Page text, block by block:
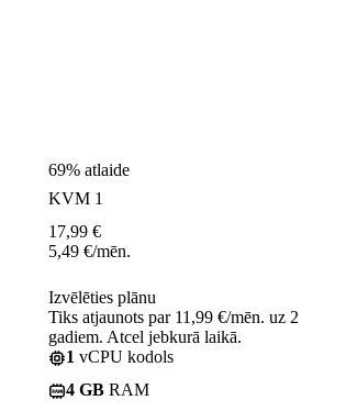
69% atlaide
KVM 1
17,99 €
5,49 €/mēn.
Izvēlēties plānu
Tiks atjaunots par 11,99 €/mēn. uz 2
gadiem. Atcel jebkurā laikā.
1 vCPU kodols
4 GB RAM